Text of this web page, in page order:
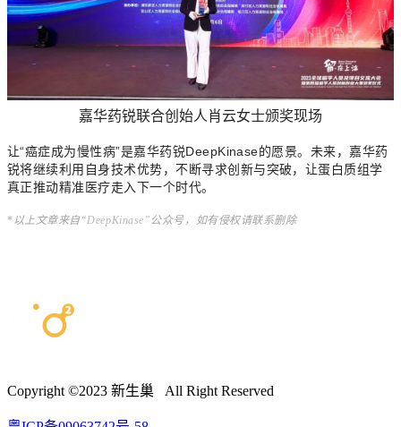
嘉华药锐联合创始人肖云女士颁奖现场
让“癌症成为慢性病”是嘉华药锐DeepKinase的愿景。 未来，嘉华药
锐将继续利用自身技术优势，不断寻求创新与突破，让蛋白质组学
真正推动精准医疗走入下一个时代。
* 以上文章来自“DeepKinase” 公众号，如有侵权请联系删除
Copyright ©2023 新生巢 All Right Reserved